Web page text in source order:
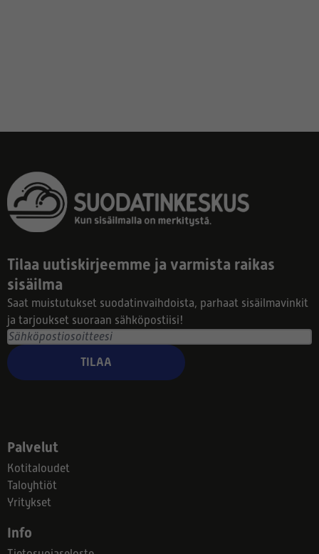
Tilaa uutiskirjeemme ja varmista raikas
sisäilma
Saat muistutukset suodatinvaihdoista, parhaat sisäilmavinkit
ja tarjoukset suoraan sähköpostiisi!
TILAA
Palvelut
Kotitaloudet
Taloyhtiöt
Yritykset
Info